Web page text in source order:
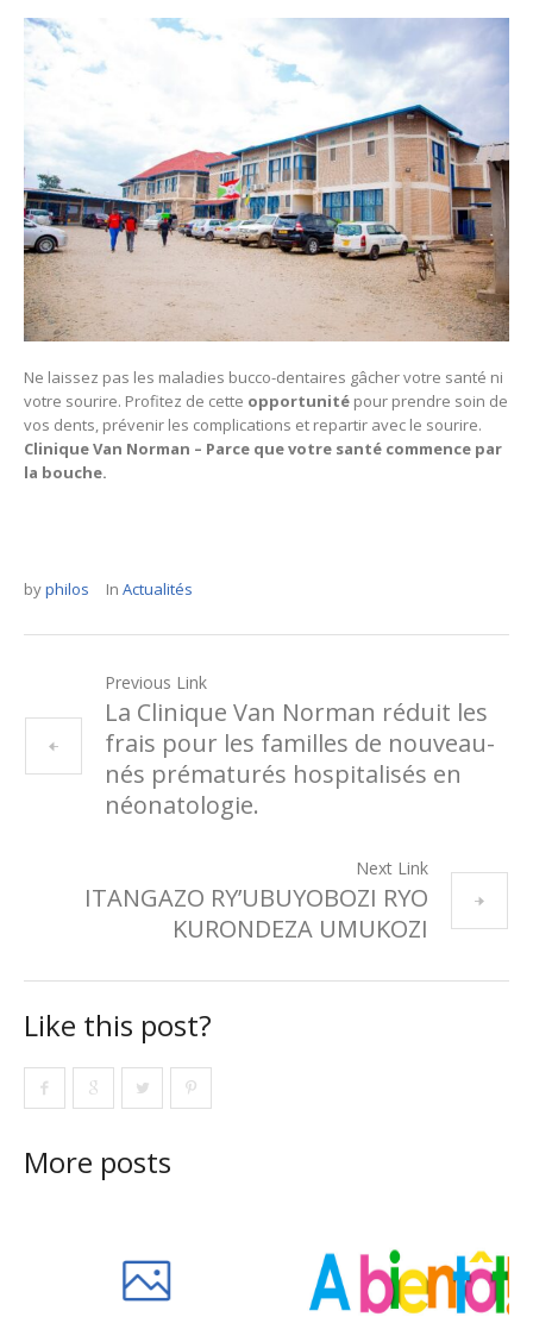
Ne laissez pas les maladies bucco-dentaires gâcher votre santé ni
votre sourire. Profitez de cette opportunité pour prendre soin de
vos dents, prévenir les complications et repartir avec le sourire.
Clinique Van Norman – Parce que votre santé commence par
la bouche.
byphilos In Actualités
Previous Link
La Clinique Van Norman réduit les
frais pour les familles de nouveau-
nés prématurés hospitalisés en
néonatologie.
Next Link
ITANGAZO RY’UBUYOBOZI RYO
KURONDEZA UMUKOZI
Like this post?
More posts